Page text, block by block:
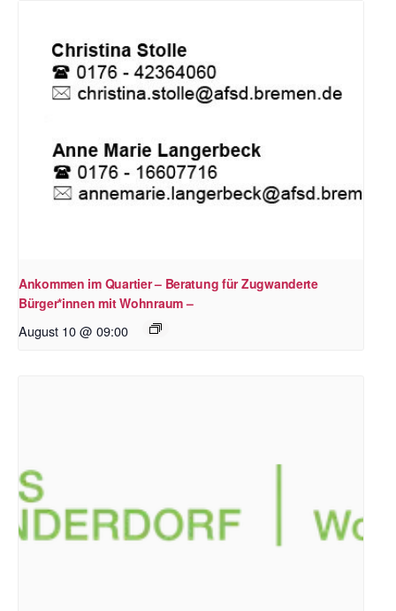
Ankommen im Quartier – Beratung für Zugwanderte
Bürger*innen mit Wohnraum –
August 10 @ 09:00